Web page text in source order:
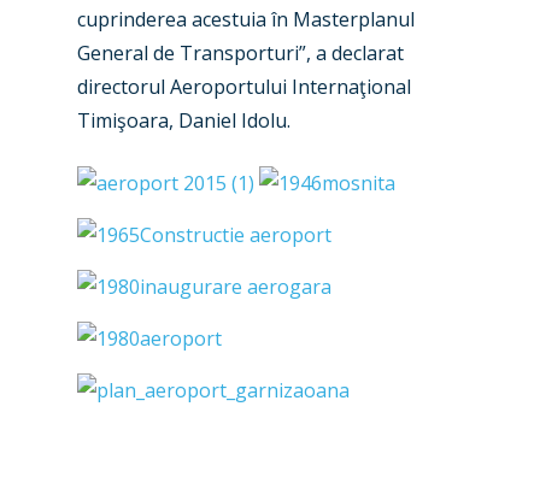
cuprinderea acestuia în Masterplanul
General de Transporturi”, a declarat
directorul Aeroportului Internaţional
Timişoara, Daniel Idolu.